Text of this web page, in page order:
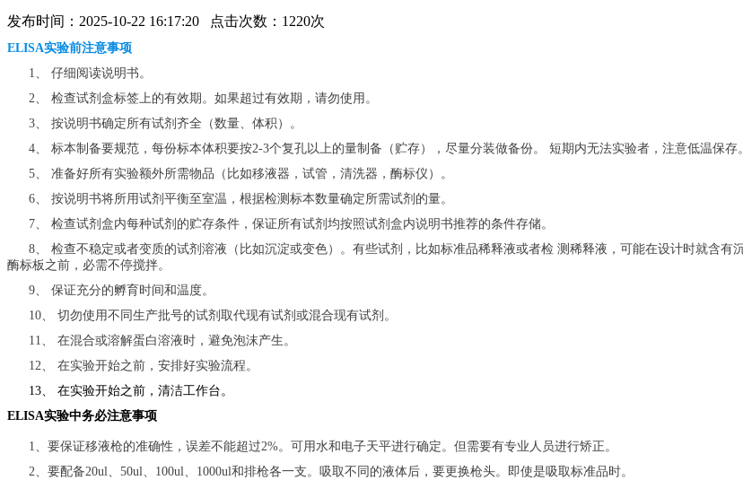
发布时间：2025-10-22 16:17:20 点击次数：1220次
ELISA实验前注意事项
1、 仔细阅读说明书。
2、 检查试剂盒标签上的有效期。如果超过有效期，请勿使用。
3、 按说明书确定所有试剂齐全（数量、体积）。
4、 标本制备要规范，每份标本体积要按2-3个复孔以上的量制备（贮存），尽量分装做备份。 短期内无法实验者，注意低温保存
5、 准备好所有实验额外所需物品（比如移液器，试管，清洗器，酶标仪）。
6、 按说明书将所用试剂平衡至室温，根据检测标本数量确定所需试剂的量。
7、 检查试剂盒内每种试剂的贮存条件，保证所有试剂均按照试剂盒内说明书推荐的条件存储。
8、 检查不稳定或者变质的试剂溶液（比如沉淀或变色）。有些试剂，比如标准品稀释液或者检 测稀释液，可能在设计时就含
酶标板之前，必需不停搅拌。
9、 保证充分的孵育时间和温度。
10、 切勿使用不同生产批号的试剂取代现有试剂或混合现有试剂。
11、 在混合或溶解蛋白溶液时，避免泡沫产生。
12、 在实验开始之前，安排好实验流程。
13、 在实验开始之前，清洁工作台。
ELISA实验中务必注意事项
1、要保证移液枪的准确性，误差不能超过2%。可用水和电子天平进行确定。但需要有专业人员进行矫正。
2、要配备20ul、50ul、100ul、1000ul和排枪各一支。吸取不同的液体后，要更换枪头。即使是吸取标准品时。